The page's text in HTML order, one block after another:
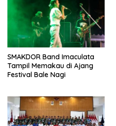
SMAKDOR Band Imaculata
Tampil Memakau di Ajang
Festival Bale Nagi